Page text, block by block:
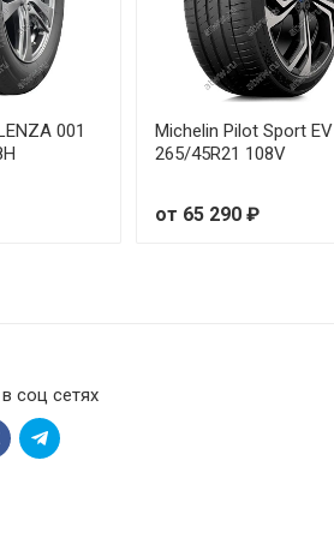
от 37 380 ₽
от 33 190 ₽
от 42 880 ₽
от 51 170 ₽
от 55 930 ₽
001
Michelin Pilot Sport EV
265/45R21 108V
от 65 290 ₽
соц сетях